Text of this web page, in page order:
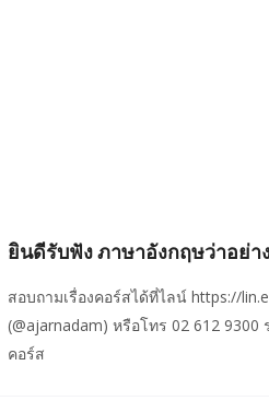
ยินดีรับฟัง ภาษาอังกฤษว่าอย่า
สอบถามเรื่องคอร์สได้ที่ไลน์ https://
(@ajarnadam) หรือโทร 02 612 9300
คอร์ส